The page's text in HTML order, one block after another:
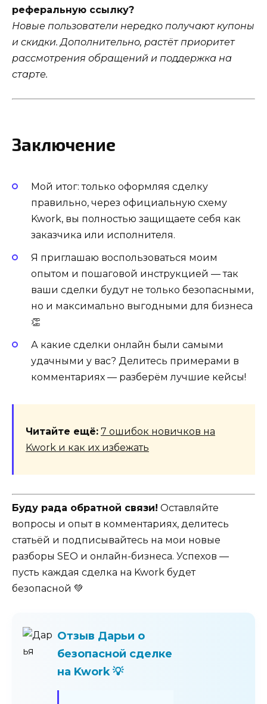
реферальную ссылку?
Новые пользователи нередко получают купоны
и скидки. Дополнительно, растёт приоритет
рассмотрения обращений и поддержка на
старте.
Заключение
Мой итог: только оформляя сделку
правильно, через официальную схему
Kwork, вы полностью защищаете себя как
заказчика или исполнителя.
Я приглашаю воспользоваться моим
опытом и пошаговой инструкцией — так
ваши сделки будут не только безопасными,
но и максимально выгодными для бизнеса
👏
А какие сделки онлайн были самыми
удачными у вас? Делитесь примерами в
комментариях — разберём лучшие кейсы!
Читайте ещё: 7 ошибок новичков на
Kwork и как их избежать
Буду рада обратной связи! Оставляйте
вопросы и опыт в комментариях, делитесь
статьёй и подписывайтесь на мои новые
разборы SEO и онлайн-бизнеса. Успехов —
пусть каждая сделка на Kwork будет
безопасной 💚
Отзыв Дарьи о
безопасной сделке
на Kwork 💡